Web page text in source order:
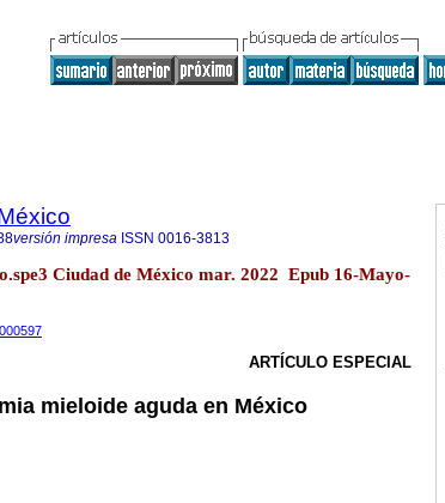
versión impresa ISSN 0016-3813
Ciudad de México mar. 2022 Epub 16-Mayo-
ARTÍCULO ESPECIAL
mieloide aguda en México